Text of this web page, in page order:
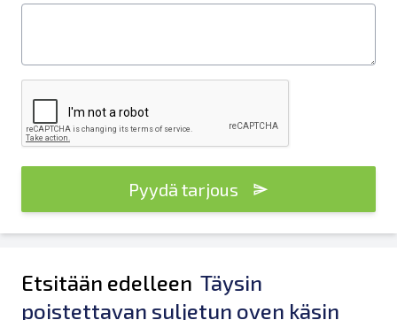
Pyydä tarjous
Etsitään edelleen Täysin
poistettavan suljetun oven käsin